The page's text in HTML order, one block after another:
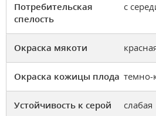
Потребительская
спелость
с
Окраска мякоти
Окраска кожицы плода темно-
Устойчивость к серой
слабая